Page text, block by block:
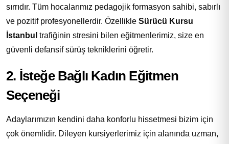
sırrıdır. Tüm hocalarımız pedagojik formasyon sahibi, sabırlı
ve pozitif profesyonellerdir. Özellikle Sürücü Kursu
İstanbul trafiğinin stresini bilen eğitmenlerimiz, size en
güvenli defansif sürüş tekniklerini öğretir.
2. İsteğe Bağlı Kadın Eğitmen
Seçeneği
Adaylarımızın kendini daha konforlu hissetmesi bizim için
çok önemlidir. Dileyen kursiyerlerimiz için alanında uzman,